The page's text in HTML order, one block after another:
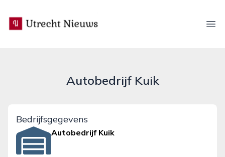
utrecht-nieuws.nl
Autobedrijf Kuik
Bedrijfsgegevens
Autobedrijf Kuik